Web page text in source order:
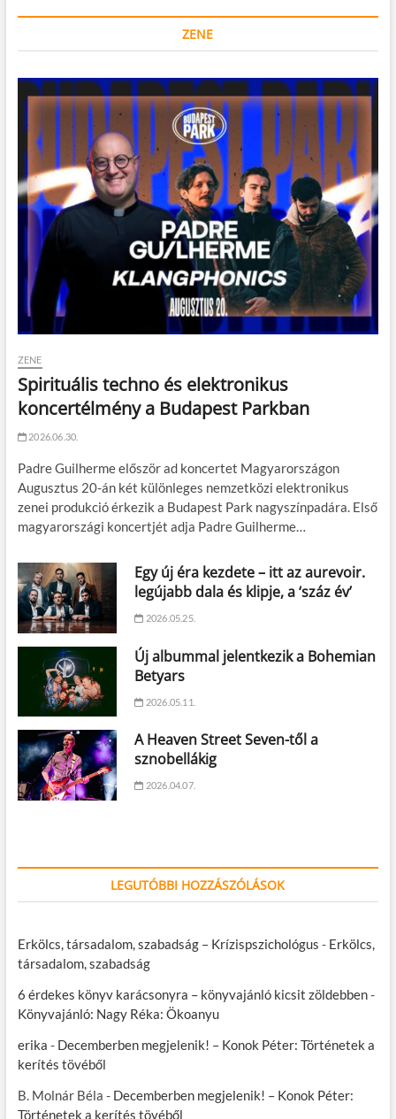
ZENE
ZENE
Spirituális techno és elektronikus
koncertélmény a Budapest Parkban
2026.06.30.
Padre Guilherme először ad koncertet Magyarországon
Augusztus 20-án két különleges nemzetközi elektronikus
zenei produkció érkezik a Budapest Park nagyszínpadára. Első
magyarországi koncertjét adja Padre Guilherme…
Egy új éra kezdete – itt az aurevoir.
legújabb dala és klipje, a ‘száz év’
2026.05.25.
Új albummal jelentkezik a Bohemian
Betyars
2026.05.11.
A Heaven Street Seven-től a
sznobellákig
2026.04.07.
LEGUTÓBBI HOZZÁSZÓLÁSOK
Erkölcs, társadalom, szabadság – Krízispszichológus - Erkölcs,
társadalom, szabadság
6 érdekes könyv karácsonyra – könyvajánló kicsit zöldebben-
Könyvajánló: Nagy Réka: Ökoanyu
erika - Decemberben megjelenik! – Konok Péter: Történetek a
kerítés tövéből
B. Molnár Béla - Decemberben megjelenik! – Konok Péter:
Történetek a kerítés tövéből